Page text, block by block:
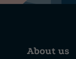
About us